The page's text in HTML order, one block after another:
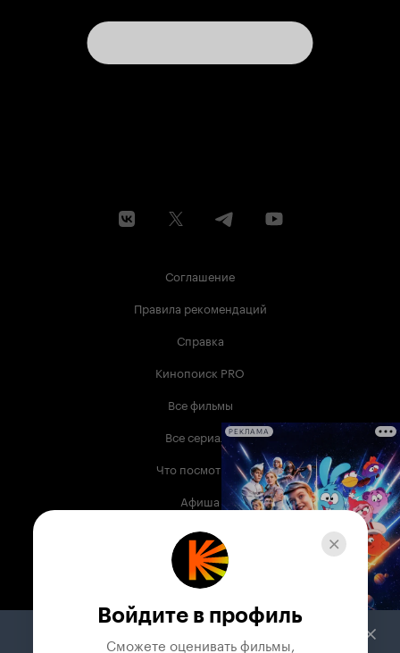
Соглашение
Правила рекомендаций
Справка
Кинопоиск PRO
Все фильмы
Все сериалы
Что посмотреть
Афиша
Музыка
Телепрограмма
Служба поддержки
РЕКЛАМА
Войдите в профиль
Сможете оценивать фильмы,